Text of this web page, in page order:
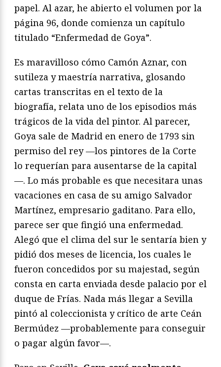
papel. Al azar, he abierto el volumen por la
página 96, donde comienza un capítulo
titulado “Enfermedad de Goya”.
Es maravilloso cómo Camón Aznar, con
sutileza y maestría narrativa, glosando
cartas transcritas en el texto de la
biografía, relata uno de los episodios más
trágicos de la vida del pintor. Al parecer,
Goya sale de Madrid en enero de 1793 sin
permiso del rey —los pintores de la Corte
lo requerían para ausentarse de la capital
—. Lo más probable es que necesitara unas
vacaciones en casa de su amigo Salvador
Martínez, empresario gaditano. Para ello,
parece ser que fingió una enfermedad.
Alegó que el clima del sur le sentaría bien y
pidió dos meses de licencia, los cuales le
fueron concedidos por su majestad, según
consta en carta enviada desde palacio por el
duque de Frías. Nada más llegar a Sevilla
pintó al coleccionista y crítico de arte Ceán
Bermúdez —probablemente para conseguir
o pagar algún favor—.